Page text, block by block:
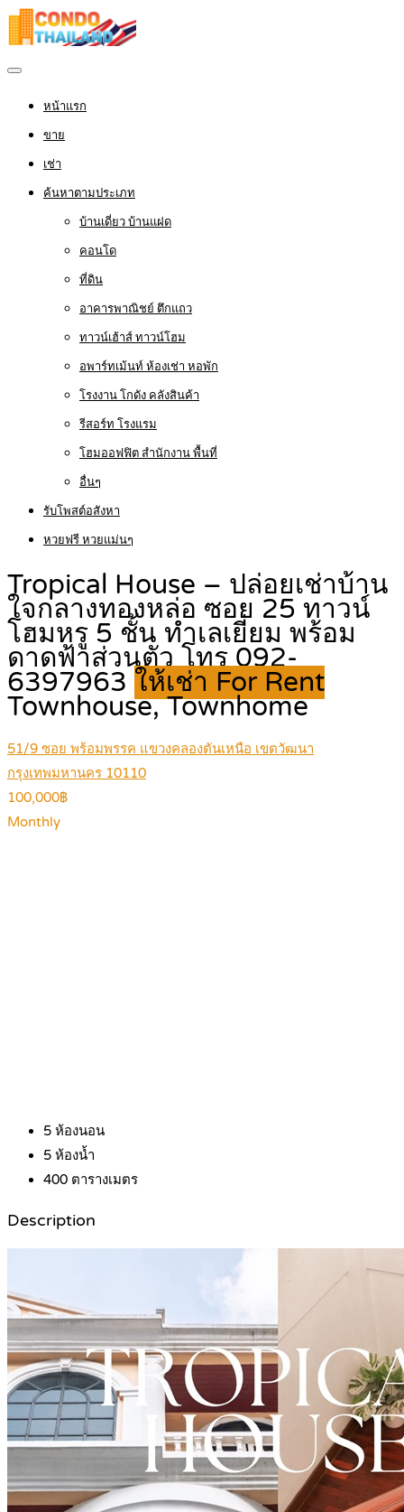
หน้าแรก
ขาย
เช่า
ค้นหาตามประเภท
บ้านเดี่ยว บ้านแฝด
คอนโด
ที่ดิน
อาคารพาณิชย์ ตึกแถว
ทาวน์เฮ้าส์ ทาวน์โฮม
อพาร์ทเม้นท์ ห้องเช่า หอพัก
โรงงาน โกดัง คลังสินค้า
รีสอร์ท โรงแรม
โฮมออฟฟิต สำนักงาน พื้นที่
อื่นๆ
รับโพสต์อสังหา
หวยฟรี หวยแม่นๆ
Tropical House – ปล่อยเช่าบ้าน
ใจกลางทองหล่อ ซอย 25 ทาวน์
โฮมหรู 5 ชั้น ทำเลเยี่ยม พร้อม
ดาดฟ้าส่วนตัว โทร 092-
6397963 ให้เช่า For Rent
Townhouse, Townhome
51/9 ซอย พร้อมพรรค แขวงคลองตันเหนือ เขตวัฒนา
กรุงเทพมหานคร 10110
100,000฿
Monthly
5 ห้องนอน
5 ห้องน้ำ
400 ตารางเมตร
Description